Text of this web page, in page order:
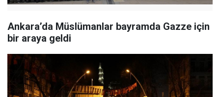
Ankara’da Müslümanlar bayramda Gazze için
bir araya geldi